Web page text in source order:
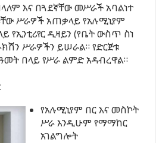
እና በጓደኛቸው መሥራች አባልነተ
ሥራዎች አጠቃላይ የአሉሚኒየም
የኢንቲሪየር ዲዛይን (የቤት ውስጥ ስነ
ሥራዎችን ይሠራል። የድርጅቱ
በላይ የሥራ ልምድ አዳብረዋል።
የአሉሚኒየም በር እና መስኮት
ሥራ እንዲሁም የማማከር
አገልግሎት